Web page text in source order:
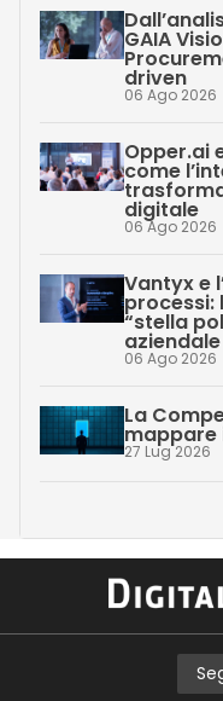
GAIA
driven
06 Ago 2026
Opper.ai
come
digitale
06 Ago 2026
Vantyx e
processi:
“stella
aziendale
06 Ago 2026
La
mappare
27 Lug 2026